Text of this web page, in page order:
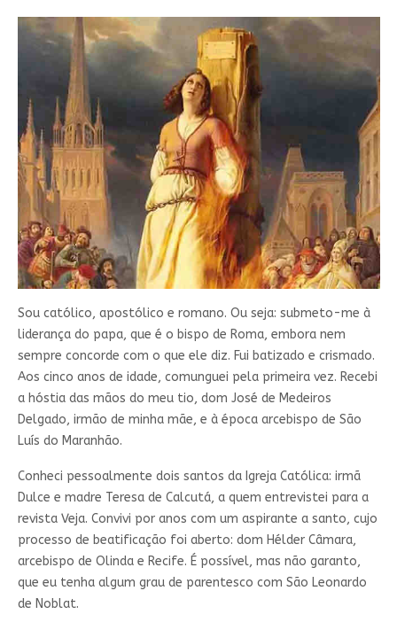
Sou católico, apostólico e romano. Ou seja: submeto-me à
liderança do papa, que é o bispo de Roma, embora nem
sempre concorde com o que ele diz. Fui batizado e crismado.
Aos cinco anos de idade, comunguei pela primeira vez. Recebi
a hóstia das mãos do meu tio, dom José de Medeiros
Delgado, irmão de minha mãe, e à época arcebispo de São
Luís do Maranhão.
Conheci pessoalmente dois santos da Igreja Católica: irmã
Dulce e madre Teresa de Calcutá, a quem entrevistei para a
revista Veja. Convivi por anos com um aspirante a santo, cujo
processo de beatificação foi aberto: dom Hélder Câmara,
arcebispo de Olinda e Recife. É possível, mas não garanto,
que eu tenha algum grau de parentesco com São Leonardo
de Noblat.